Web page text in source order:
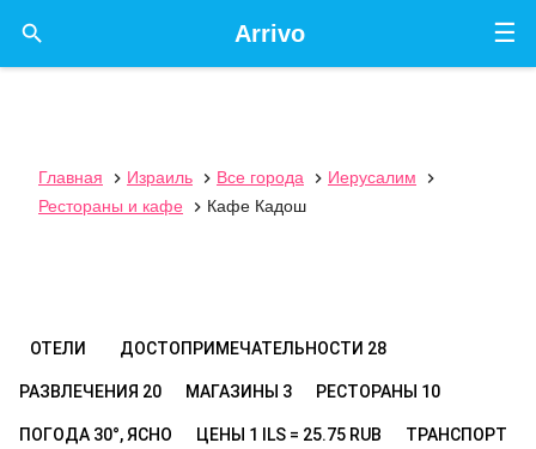
☰
Arrivo

Главная  Израиль  Все города  Иерусалим

Рестораны и кафе
 Кафе Кадош
ОТЕЛИ ДОСТОПРИМЕЧАТЕЛЬНОСТИ 28
РАЗВЛЕЧЕНИЯ 20 МАГАЗИНЫ 3 РЕСТОРАНЫ 10
ПОГОДА 30°, ЯСНО ЦЕНЫ 1 ILS = 25.75 RUB ТРАНСПОРТ